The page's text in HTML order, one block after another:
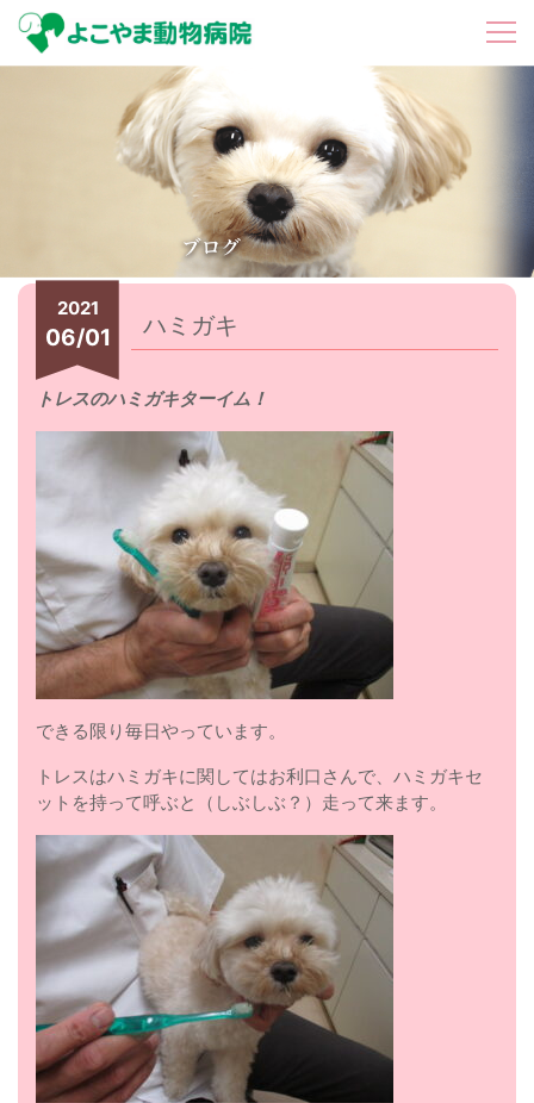
2021
06/01 ハミガキ
トレスのハミガキターイム！
できる限り毎日やっています。
トレスはハミガキに関してはお利口さんで、ハミガキセ
ットを持って呼ぶと（しぶしぶ？）走って来ます。